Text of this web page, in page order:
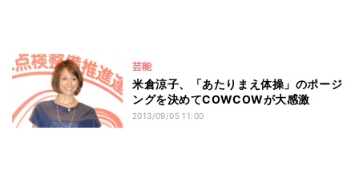
芸能
米倉涼子、「あたりまえ体操」のポージ
ングを決めてCOWCOWが大感激
2013/09/05 11:00